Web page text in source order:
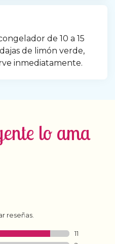
de 10 a 15
de limón verde,
inmediatamente.
lo ama